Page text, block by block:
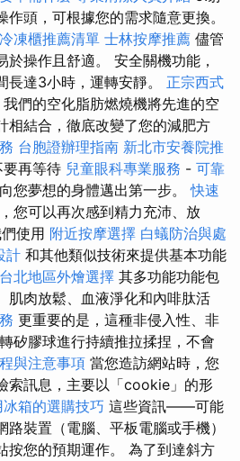
頭，可根據您的需求隨意更換。
冷凍櫃推薦清單 士林按摩推薦 儘管
操作且舒適。 安全關機功能，
長達3小時，運轉安靜。 正宗西式
我們的空化脂肪燃燒機將先進的空
相結合，徹底改變了您的減肥方
台胞證辦理指南 新北市安養院推
要再等待 兒童眼科專業服務 - 可靠
您夢想的身體邁出第一步。快速
您可以再次感到精力充沛、放
使用 附近按摩選擇 白蟻防治與處
計 和其他類似技術來提供基本功能
台北地區外燴選擇 其多功能功能包
肌肉放鬆、血液淨化和內啡肽活
更重要的是，這種非侵入性、非
矽膠球進行持續推拉揉捏，不會
與注意事項 當您造訪網站時，您
索訊息，主要以「cookie」的形
箱的選購技巧 這些資訊——可能
裝置（電腦、平板電腦或手機）
您的預期運作。 為了到達斜方